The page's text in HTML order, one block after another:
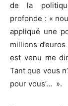
de la
profonde : «
appliqué une
millions
est venu me
Tant que vous
pour vous’… ».